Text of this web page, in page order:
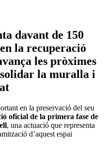
davant de 150
la recuperació
les pròximes
la muralla i
en la preservació del seu
oficial de la primera fase de
, una actuació que representa
d’aquest espai